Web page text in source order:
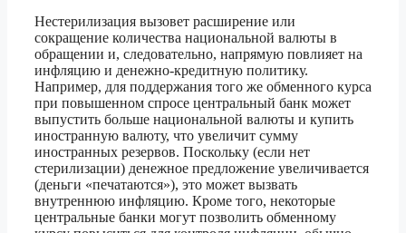
Нестерилизация вызовет расширение или
сокращение количества национальной валюты в
обращении и, следовательно, напрямую повлияет на
инфляцию и денежно-кредитную политику.
Например, для поддержания того же обменного курса
при повышенном спросе центральный банк может
выпустить больше национальной валюты и купить
иностранную валюту, что увеличит сумму
иностранных резервов. Поскольку (если нет
стерилизации) денежное предложение увеличивается
(деньги «печатаются»), это может вызвать
внутреннюю инфляцию. Кроме того, некоторые
центральные банки могут позволить обменному